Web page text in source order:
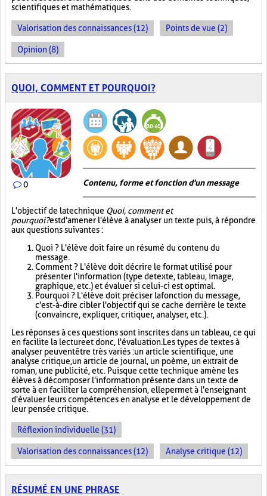
scientifiques et mathématiques.
Valorisation des connaissances (12) Points de vue (2)
Opinion (8)
QUOI, COMMENT ET POURQUOI?
0 Contenu, forme et fonction d'un message
L'objectif de la technique Quoi, comment et
pourquoi?est d'amener l'élève à analyser un texte puis, à répondre
aux questions suivantes :
Quoi ? L'élève doit faire un résumé du contenu du
message.
Comment ? L'élève doit décrire le format utilisé pour
présenter l'information (type de texte, tableau, image,
graphique, etc.) et évaluer si celui-ci est optimal.
Pourquoi ? L'élève doit préciser la fonction du message,
c'est-à-dire cibler l'objectif qui se cache derrière le texte
(convaincre, expliquer, critiquer, analyser, etc.).
Les réponses à ces questions sont inscrites dans un tableau, ce qui
en facilite la lecture et donc, l'évaluation. Les types de textes à
analyser peuvent être très variés : un article scientifique, une
analyse critique, un article de journal, un poème, un extrait de
roman, une publicité, etc. Puisque cette technique amène les
élèves à décomposer l'information présente dans un texte de
sorte à en faciliter la compréhension, elle permet à l'enseignant
d'évaluer leurs compétences en analyse et le développement de
leur pensée critique.
Réflexion individuelle (31)
Valorisation des connaissances (12) Analyse critique (12)
RÉSUMÉ EN UNE PHRASE